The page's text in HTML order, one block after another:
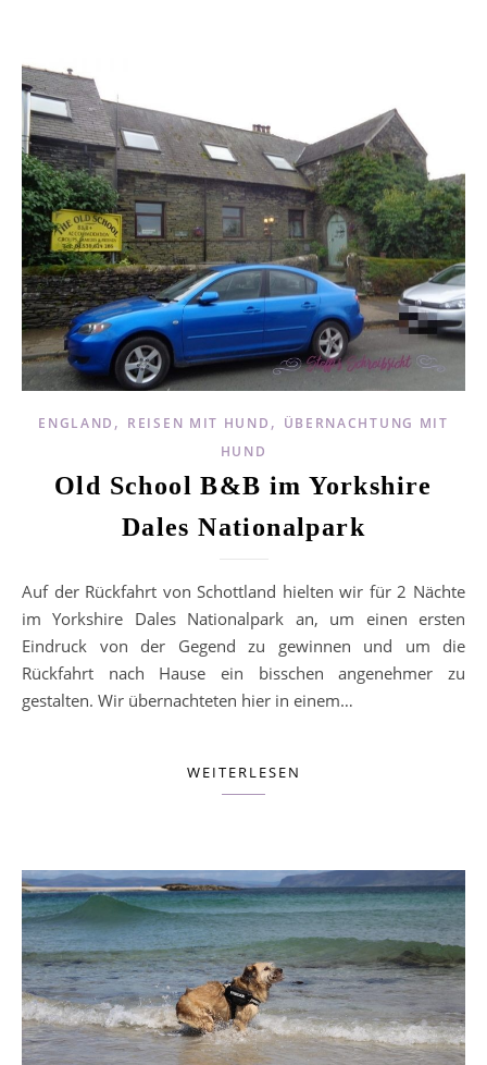
ENGLAND , REISEN MIT HUND , ÜBERNACHTUNG MIT
HUND
Old School B&B im Yorkshire
Dales Nationalpark
Auf der Rückfahrt von Schottland hielten wir für 2 Nächte
im Yorkshire Dales Nationalpark an, um einen ersten
Eindruck von der Gegend zu gewinnen und um die
Rückfahrt nach Hause ein bisschen angenehmer zu
gestalten. Wir übernachteten hier in einem…
WEITERLESEN